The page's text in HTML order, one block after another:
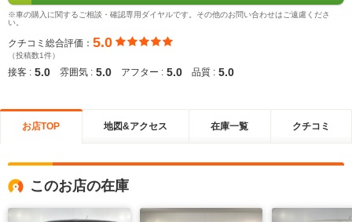
※車の購入に関するご相談・確認専用ダイヤルです。その他のお問い合わせはご遠慮くださ
い。
クチコミ総合評価： 5.0
（投稿数1件）
接客 : 5.0 雰囲気 : 5.0 アフター : 5.0 品質 : 5.0
お店TOP 地図&アクセス 在庫一覧 クチコミ
このお店の在庫